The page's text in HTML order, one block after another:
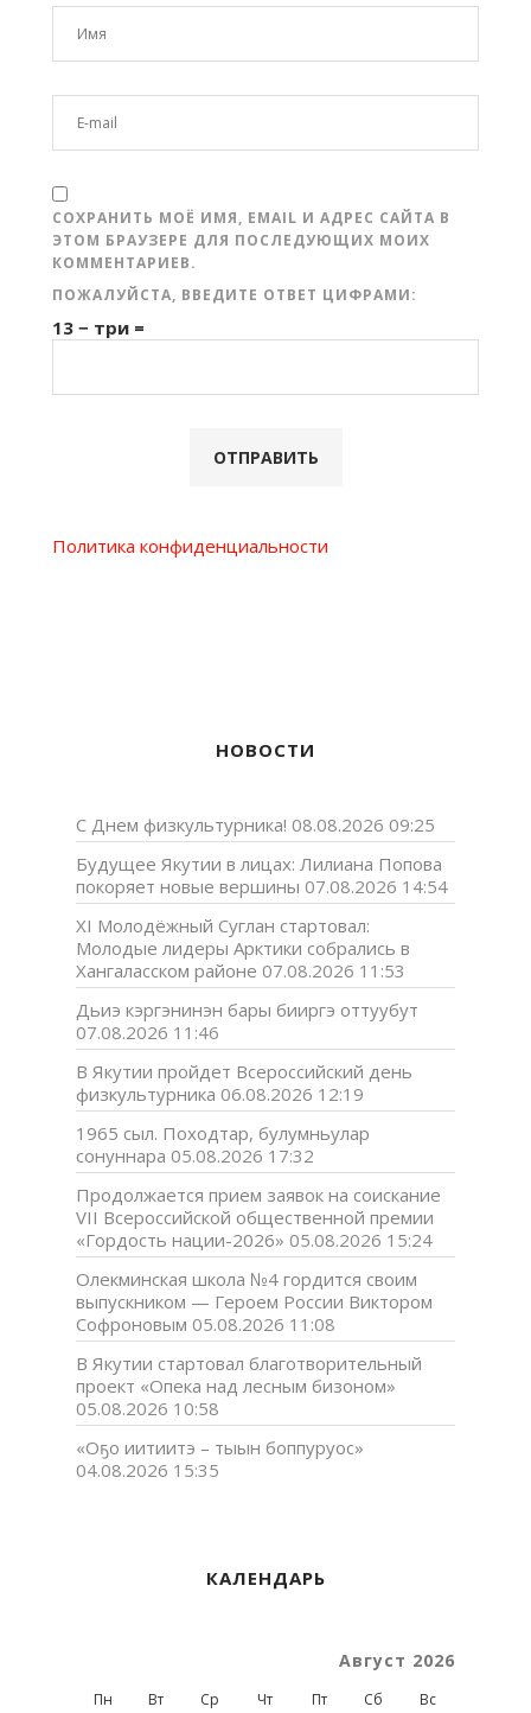
СОХРАНИТЬ МОЁ ИМЯ, EMAIL И АДРЕС САЙТА В
ЭТОМ БРАУЗЕРЕ ДЛЯ ПОСЛЕДУЮЩИХ МОИХ
КОММЕНТАРИЕВ.
ПОЖАЛУЙСТА, ВВЕДИТЕ ОТВЕТ ЦИФРАМИ:
13 − три =
Политика конфиденциальности
НОВОСТИ
С Днем физкультурника! 08.08.2026 09:25
Будущее Якутии в лицах: Лилиана Попова
покоряет новые вершины 07.08.2026 14:54
XI Молодёжный Суглан стартовал:
Молодые лидеры Арктики собрались в
Хангаласском районе 07.08.2026 11:53
Дьиэ кэргэнинэн бары бииргэ оттуубут
07.08.2026 11:46
В Якутии пройдет Всероссийский день
физкультурника 06.08.2026 12:19
1965 сыл. Походтар, булумньулар
сонуннара 05.08.2026 17:32
Продолжается прием заявок на соискание
VII Всероссийской общественной премии
«Гордость нации-2026» 05.08.2026 15:24
Олекминская школа №4 гордится своим
выпускником — Героем России Виктором
Софроновым 05.08.2026 11:08
В Якутии стартовал благотворительный
проект «Опека над лесным бизоном»
05.08.2026 10:58
«Оҕо иитиитэ – тыын боппуруос»
04.08.2026 15:35
КАЛЕНДАРЬ
Август 2026
Пн Вт Ср Чт Пт Сб Вс